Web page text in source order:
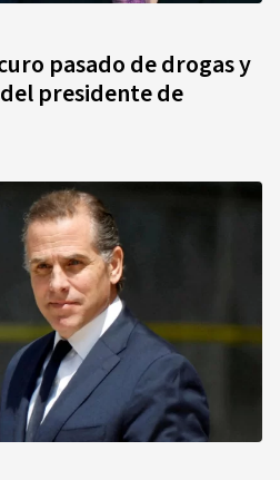
pasado de drogas y
presidente de